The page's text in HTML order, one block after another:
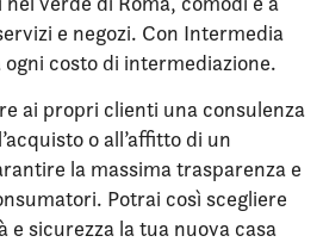
e negozi. Con Intermedia
ogni costo di intermediazione.
ai propri clienti una consulenza
o all’affitto di un
la massima trasparenza e
Potrai così scegliere
e sicurezza la tua nuova casa